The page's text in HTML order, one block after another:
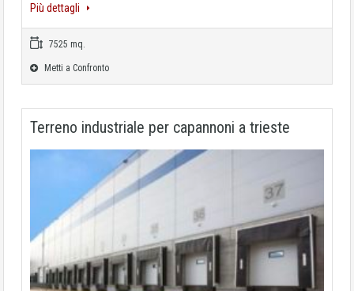
Più dettagli
7525 mq.
Metti a Confronto
Terreno industriale per capannoni a trieste